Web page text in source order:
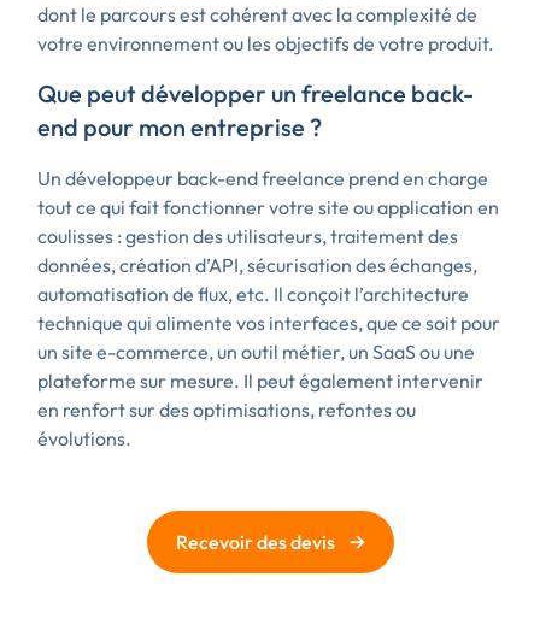
dont le parcours est cohérent avec la complexité de
votre environnement ou les objectifs de votre produit.
Que peut développer un freelance back-
end pour mon entreprise ?
Un développeur back-end freelance prend en charge
tout ce qui fait fonctionner votre site ou application en
coulisses : gestion des utilisateurs, traitement des
données, création d’API, sécurisation des échanges,
automatisation de flux, etc. Il conçoit l’architecture
technique qui alimente vos interfaces, que ce soit pour
un site e-commerce, un outil métier, un SaaS ou une
plateforme sur mesure. Il peut également intervenir
en renfort sur des optimisations, refontes ou
évolutions.
Recevoir des devis →